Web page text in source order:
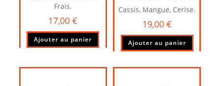
Frais.
17,00€
Ajouter au panier
Cassis, Mangue, Cerise.
19,00 €
Ajouter au panier